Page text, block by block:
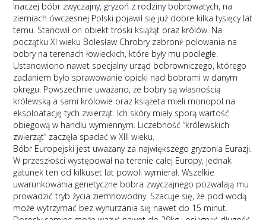
Inaczej bóbr zwyczajny, gryzoń z rodziny bobrowatych, na
ziemiach ówczesnej Polski pojawił się już dobre kilka tysięcy lat
temu. Stanowił on obiekt troski książąt oraz królów. Na
początku XI wieku Bolesław Chrobry zabronił polowania na
bobry na terenach łowieckich, które były mu podległe.
Ustanowiono nawet specjalny urząd bobrowniczego, którego
zadaniem było sprawowanie opieki nad bobrami w danym
okręgu. Powszechnie uważano, że bobry są własnością
królewską a sami królowie oraz książeta mieli monopol na
eksploatację tych zwierząt. Ich skóry miały sporą wartość
obiegową w handlu wymiennym. Liczebność “królewskich
zwierząt” zaczęła spadać w XIII wieku.
Bóbr Europejski jest uważany za największego gryzonia Eurazji.
W przeszłości występował na terenie całej Europy, jednak
gatunek ten od kilkuset lat powoli wymierał. Wszelkie
uwarunkowania genetyczne bobra zwyczajnego pozwalają mu
prowadzić tryb życia ziemnowodny. Szacuje się, że pod wodą
może wytrzymać bez wynurzania się nawet do 15 minut.